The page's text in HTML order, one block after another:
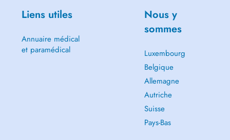
Liens utiles
Annuaire médical
et paramédical
Nous y
sommes
Luxembourg
Belgique
Allemagne
Autriche
Suisse
Pays-Bas